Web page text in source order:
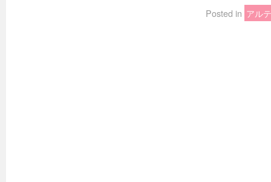
Posted in アル